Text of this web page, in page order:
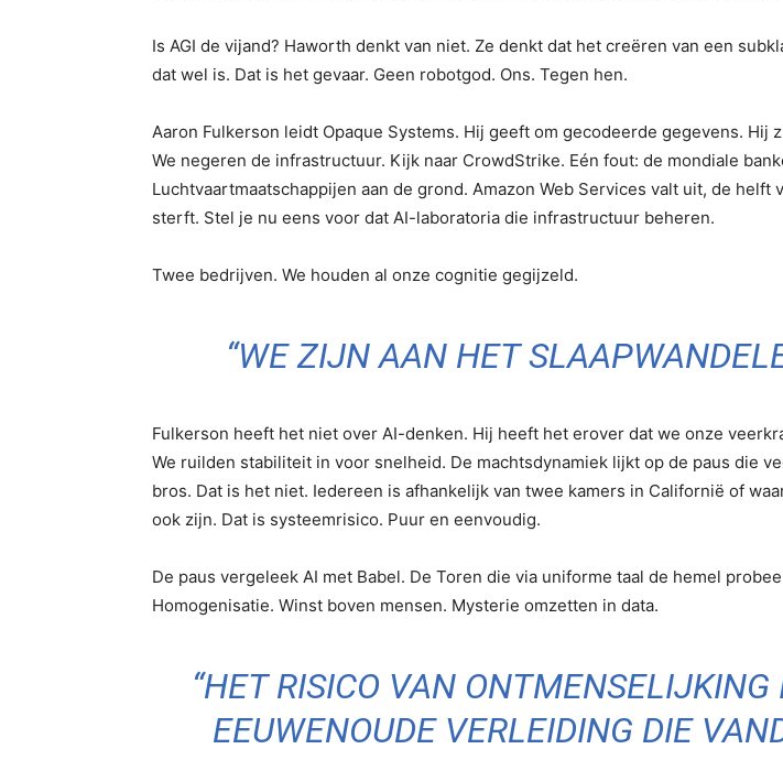
Is AGI de vijand? Haworth denkt van niet. Ze denkt dat het creëren van een
dat wel is. Dat is het gevaar. Geen robotgod. Ons. Tegen hen.
Aaron Fulkerson leidt Opaque Systems. Hij geeft om gecodeerde gegevens. Hij
We negeren de infrastructuur. Kijk naar CrowdStrike. Eén fout: de mondiale
Luchtvaartmaatschappijen aan de grond. Amazon Web Services valt uit, de helft
sterft. Stel je nu eens voor dat AI-laboratoria die infrastructuur beheren.
Twee bedrijven. We houden al onze cognitie gegijzeld.
“WE ZIJN AAN HET
Fulkerson heeft het niet over AI-denken. Hij heeft het erover dat we onze
We ruilden stabiliteit in voor snelheid. De machtsdynamiek lijkt op de paus die
bros. Dat is het niet. Iedereen is afhankelijk van twee kamers in Californië of
ook zijn. Dat is systeemrisico. Puur en eenvoudig.
De paus vergeleek AI met Babel. De Toren die via uniforme taal de hemel
Homogenisatie. Winst boven mensen. Mysterie omzetten in data.
“HET RISICO VAN ONTMENSELIJKING
EEUWENOUDE VERLEIDING DIE